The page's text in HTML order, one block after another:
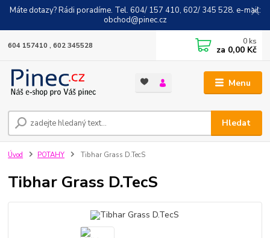
Máte dotazy? Rádi poradíme. Tel. 604/ 157 410, 602/ 345 528. e-mail:
obchod@pinec.cz
Menu
Hledat
604 157410 , 602 345528 0 ks
za 0,00 Kč
Úvod POTAHY Tibhar Grass D.TecS
Tibhar Grass D.TecS